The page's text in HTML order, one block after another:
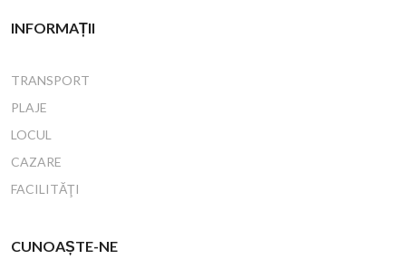
INFORMAȚII
TRANSPORT
PLAJE
LOCUL
CAZARE
FACILITĂŢI
CUNOAȘTE-NE